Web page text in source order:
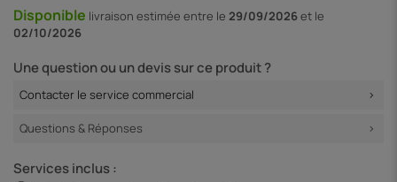
Disponible livraison estimée entre le 29/09/2026et le
02/10/2026
Une question ou un devis sur ce produit ?
Contacter le service commercial
Questions & Réponses
Services inclus :